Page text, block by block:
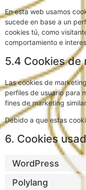
En esta web usamos
sucede en base a un
cookies tú, como
comportamiento e
5.4 Cookies
Las cookies de
perfiles de usuario para
fines de marketing
Debido a que estas
6. Cookies
WordPress
Polylang